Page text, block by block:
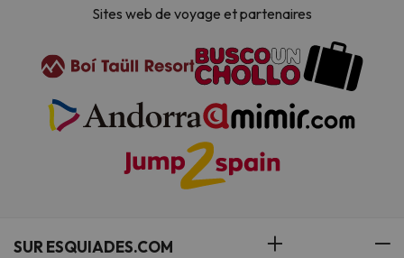
Sites web de voyage et partenaires
SUR ESQUIADES.COM